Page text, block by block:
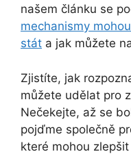
našem článku se
mechanismy
stát a jak můžete
Zjistíte, jak
můžete udělat pro
Nečekejte, až se
pojďme společně
které mohou